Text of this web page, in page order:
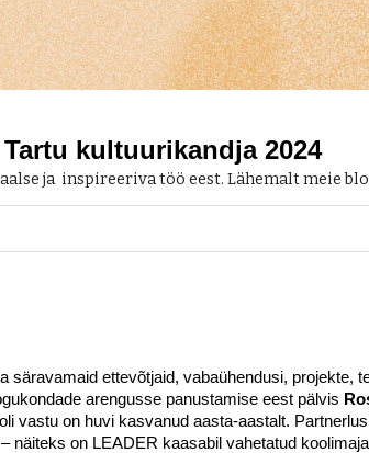
kultuurikandja 2024
ja inspireeriva töö eest. Lähemalt meie
ettevõtjaid, vabaühendusi, projekte,
arengusse panustamise eest pälvis
vastu on huvi kasvanud aasta-aastalt.
on LEADER kaasabil vahetatud